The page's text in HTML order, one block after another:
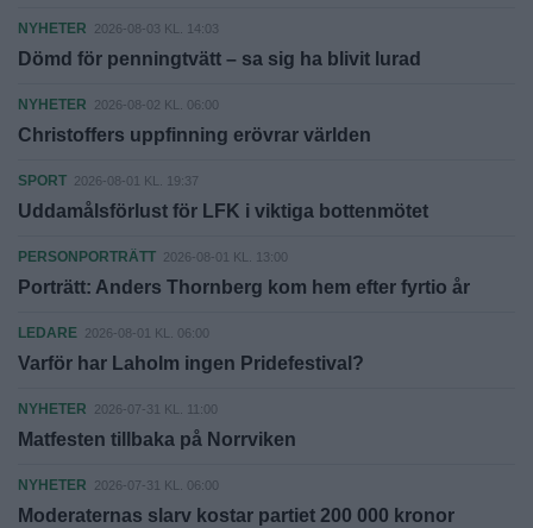
NYHETER 2026-08-03 KL. 14:03
Dömd för penningtvätt – sa sig ha blivit lurad
NYHETER 2026-08-02 KL. 06:00
Christoffers uppfinning erövrar världen
SPORT 2026-08-01 KL. 19:37
Uddamålsförlust för LFK i viktiga bottenmötet
PERSONPORTRÄTT 2026-08-01 KL. 13:00
Porträtt: Anders Thornberg kom hem efter fyrtio år
LEDARE 2026-08-01 KL. 06:00
Varför har Laholm ingen Pridefestival?
NYHETER 2026-07-31 KL. 11:00
Matfesten tillbaka på Norrviken
NYHETER 2026-07-31 KL. 06:00
Moderaternas slarv kostar partiet 200 000 kronor